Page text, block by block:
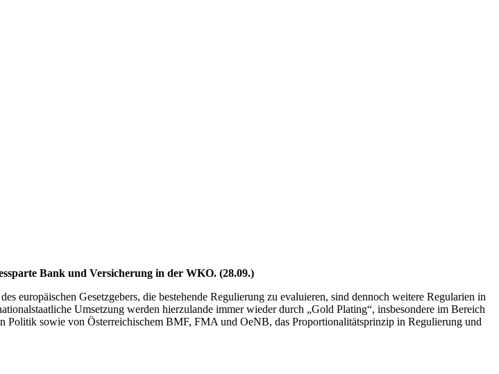
Bank und Versicherung in der WKO. (28.09.)
europäischen Gesetzgebers, die bestehende Regulierung zu evaluieren, sind dennoch weitere Regularien in
Umsetzung werden hierzulande immer wieder durch „Gold Plating“, insbesondere im Bereich
Politik sowie von Österreichischem BMF, FMA und OeNB, das Proportionalitätsprinzip in Regulierung und